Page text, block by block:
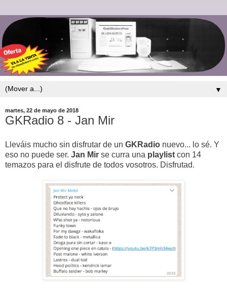
▼
martes, 22 de mayo de 2018
GKRadio 8 - Jan Mir
Lleváis mucho sin disfrutar de un GKRadio nuevo... lo sé. Y
eso no puede ser. Jan Mir se curra una playlist con 14
temazos para el disfrute de todos vosotros. Disfrutad.